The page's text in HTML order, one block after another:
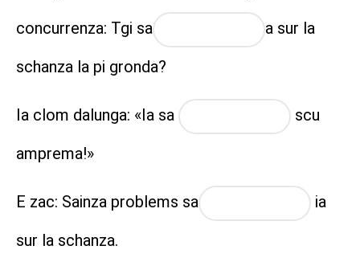
concurrenza: Tgi sa a sur la
schanza la pi gronda?
Ia clom dalunga: «Ia sa
scu
amprema!»
E zac: Sainza problems sa
ia
sur la schanza.